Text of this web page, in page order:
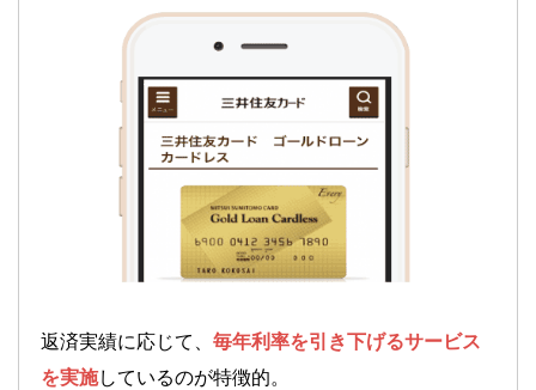
返済実績に応じて、 毎年利率を引き下げるサービス
を実施しているのが特徴的。